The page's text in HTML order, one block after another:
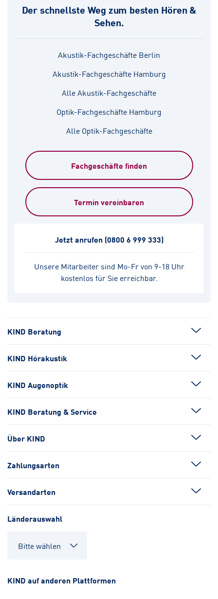
Der schnellste Weg zum besten Hören &
Sehen.
Akustik-Fachgeschäfte Berlin
Akustik-Fachgeschäfte Hamburg
Alle Akustik-Fachgeschäfte
Optik-Fachgeschäfte Hamburg
Alle Optik-Fachgeschäfte
Fachgeschäfte finden
Termin vereinbaren
Unsere Mitarbeiter sind Mo-Fr von 9-18 Uhr
kostenlos für Sie erreichbar.
Jetzt anrufen (0800 6 999 333)
KIND Beratung
KIND Hörakustik
KIND Augenoptik
KIND Beratung & Service
Über KIND
Zahlungsarten
Versandarten
Länderauswahl
KIND auf anderen Plattformen